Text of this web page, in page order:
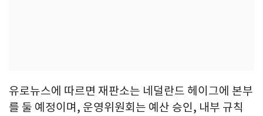
유로뉴스에 따르면 재판소는 네덜란드 헤이그에 본부
를 둘 예정이며, 운영위원회는 예산 승인, 내부 규칙